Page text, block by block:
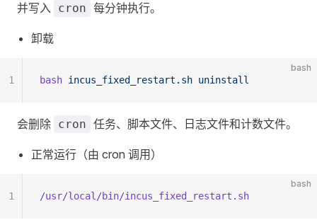
并写入 cron 每分钟执行。
卸载
bash
bash incus_fixed_restart.sh uninstall
1
会删除 cron 任务、脚本文件、日志文件和计数文件。
正常运行（由 cron 调用）
bash
/usr/local/bin/incus_fixed_restart.sh
1